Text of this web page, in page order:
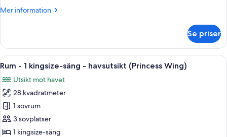
-
Wing)
Mer information
Mer
-
dubbelsängar
havsutsikt
(Princess
Wing)
Se priser
Öppna
alla
foton
för
Rum
-
1
Ett hotellrum med en stor säng, ett
3
Rum - 1 kingsize-säng - havsutsikt (Princess Wing)
Utsikt mot havet
28 kvadratmeter
1 sovrum
3 sovplatser
1 kingsize-säng